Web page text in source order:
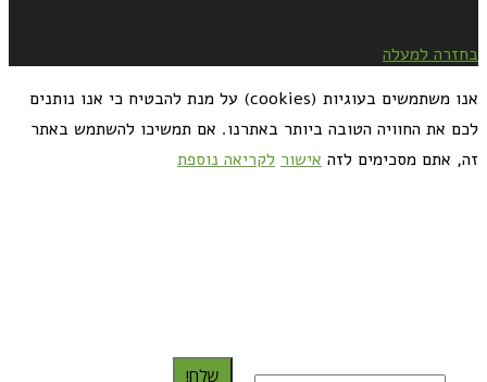
בחזרה למעלה
אנו משתמשים בעוגיות (cookies) על מנת להבטיח כי אנו נותנים
לכם את החוויה הטובה ביותר באתרנו. אם תמשיכו להשתמש באתר
זה, אתם מסכימים לזה אישור לקריאה נוספת
שלח!